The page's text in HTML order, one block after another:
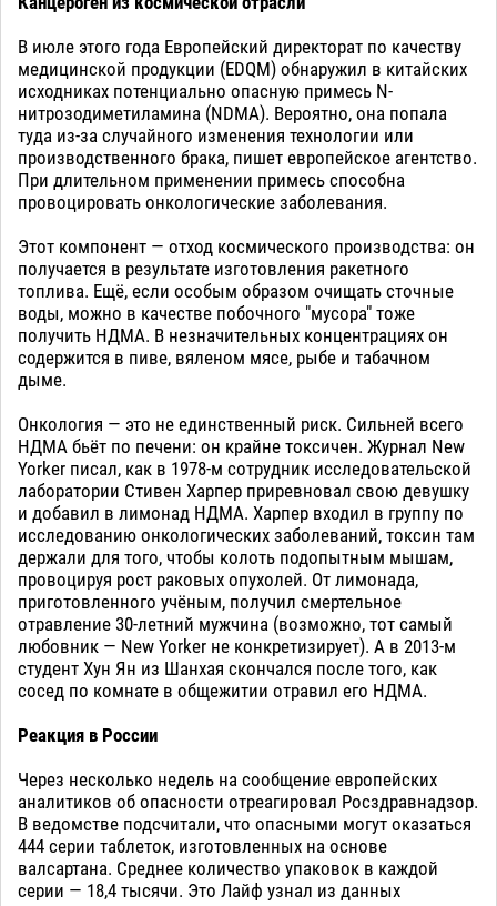
В июле этого года Европейский директорат по качеству
медицинской продукции (EDQM) обнаружил в китайских
исходниках потенциально опасную примесь N-
нитрозодиметиламина (NDMA). Вероятно, она попала
туда из-за случайного изменения технологии или
производственного брака, пишет европейское агентство.
При длительном применении примесь способна
провоцировать онкологические заболевания.
Этот компонент — отход космического производства: он
получается в результате изготовления ракетного
топлива. Ещё, если особым образом очищать сточные
воды, можно в качестве побочного "мусора" тоже
получить НДМА. В незначительных концентрациях он
содержится в пиве, вяленом мясе, рыбе и табачном
дыме.
Онкология — это не единственный риск. Сильней всего
НДМА бьёт по печени: он крайне токсичен. Журнал New
Yorker писал, как в 1978-м сотрудник исследовательской
лаборатории Стивен Харпер приревновал свою девушку
и добавил в лимонад НДМА. Харпер входил в группу по
исследованию онкологических заболеваний, токсин там
держали для того, чтобы колоть подопытным мышам,
провоцируя рост раковых опухолей. От лимонада,
приготовленного учёным, получил смертельное
отравление 30-летний мужчина (возможно, тот самый
любовник — New Yorker не конкретизирует). А в 2013-м
студент Хун Ян из Шанхая скончался после того, как
сосед по комнате в общежитии отравил его НДМА.
Реакция в России
Через несколько недель на сообщение европейских
аналитиков об опасности отреагировал Росздравнадзор.
В ведомстве подсчитали, что опасными могут оказаться
444 серии таблеток, изготовленных на основе
валсартана. Среднее количество упаковок в каждой
серии — 18,4 тысячи. Это Лайф узнал из данных